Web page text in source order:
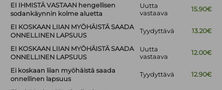
EI IHMISTÄ VASTAAN hengellisen
sodankäynnin kolme aluetta
Uutta
vastaava
15.90€
EI KOSKAAN LIIAN MYÖHÄISTÄ SAADA
ONNELLINEN LAPSUUS
Tyydyttävä 13.20€
EI KOSKAAN LIIAN MYÖHÄISTÄ SAADA
ONNELLINEN LAPSUUS
Uutta
vastaava
12.00€
Ei koskaan liian myöhäistä saada
onnellinen lapsuus
Tyydyttävä 12.90€